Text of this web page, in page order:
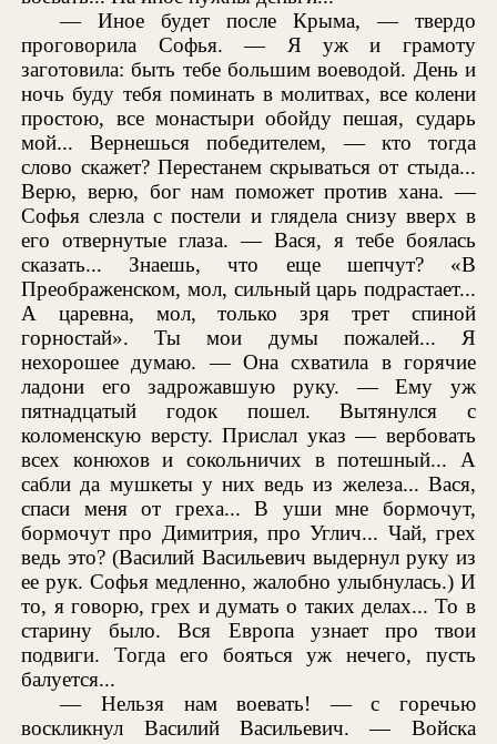
— Иное будет после Крыма, — твердо
проговорила Софья. — Я уж и грамоту
заготовила: быть тебе большим воеводой. День и
ночь буду тебя поминать в молитвах, все колени
простою, все монастыри обойду пешая, сударь
мой... Вернешься победителем, — кто тогда
слово скажет? Перестанем скрываться от стыда...
Верю, верю, бог нам поможет против хана. —
Софья слезла с постели и глядела снизу вверх в
его отвернутые глаза. — Вася, я тебе боялась
сказать... Знаешь, что еще шепчут? «В
Преображенском, мол, сильный царь подрастает...
А царевна, мол, только зря трет спиной
горностай». Ты мои думы пожалей... Я
нехорошее думаю. — Она схватила в горячие
ладони его задрожавшую руку. — Ему уж
пятнадцатый годок пошел. Вытянулся с
коломенскую версту. Прислал указ — вербовать
всех конюхов и сокольничих в потешный... А
сабли да мушкеты у них ведь из железа... Вася,
спаси меня от греха... В уши мне бормочут,
бормочут про Димитрия, про Углич... Чай, грех
ведь это? (Василий Васильевич выдернул руку из
ее рук. Софья медленно, жалобно улыбнулась.) И
то, я говорю, грех и думать о таких делах... То в
старину было. Вся Европа узнает про твои
подвиги. Тогда его бояться уж нечего, пусть
балуется...
— Нельзя нам воевать! — с горечью
воскликнул Василий Васильевич. — Войска